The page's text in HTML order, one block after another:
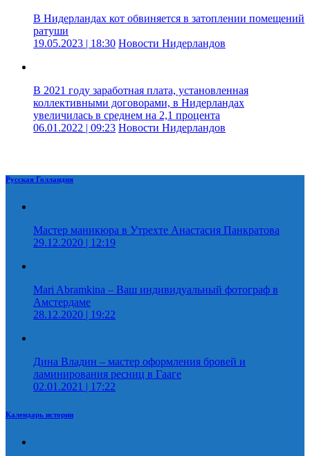
В Нидерландах кот обвиняется в затоплении помещений
ратуши
19.05.2023 | 18:30 Новости Нидерландов
В 2021 году заработная плата, установленная
коллективными договорами, в Нидерландах
увеличилась в среднем на 2,1 процента
06.01.2022 | 09:23 Новости Нидерландов
Русская Голландия
Мастер маникюра в Утрехте Анастасия Панкратова
29.12.2020 | 12:19
Mari Abramkina – Ваш индивидуальный фотограф в
Амстердаме
28.12.2020 | 19:22
Дина Владин – мастер оформления бровей и
ламинирования ресниц в Гааге
02.01.2021 | 17:22
Календарь истории